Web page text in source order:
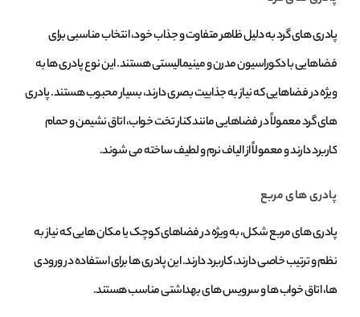
پادری ‌های گرد به دلیل ظاهر متفاوت و جذاب خود، انتخاب مناسبی برای
فضاهایی با دکوراسیون مدرن و مینیمالیستی هستند. این نوع پادری ‌ها به‌
ویژه در فضاهایی که نیاز به جذابیت بصری دارند، بسیار محبوب هستند. پادری‌
های گرد معمولاً در فضاهایی مانند کنار تخت‌ خواب، اتاق نشیمن و حمام
کاربرد دارند و معمولاً از الیاف نرم و لطیف ساخته می ‌شوند.
پادری ‌های مربع
پادری‌ های مربع ‌شکل، به ‌ویژه در فضاهای کوچک یا مکان‌ هایی که نیاز به
نظم و ترتیب خاصی دارند، کاربرد دارند. این پادری ‌ها برای استفاده در ورودی
‌ها، اتاق خواب ‌ها و سرویس‌ های بهداشتی مناسب هستند.